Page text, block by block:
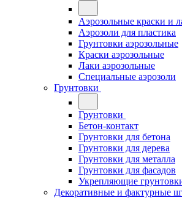
Аэрозольные краски и
Аэрозоли для пластика
Грунтовки аэрозольные
Краски аэрозольные
Лаки аэрозольные
Специальные аэрозоли
Грунтовки
Грунтовки
Бетон-контакт
Грунтовки для бетона
Грунтовки для дерева
Грунтовки для металла
Грунтовки для фасадов
Укрепляющие
Декоративные и фактурные